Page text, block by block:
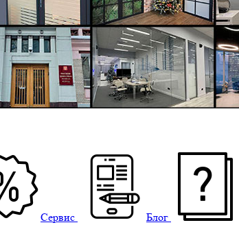
Сервис Блог